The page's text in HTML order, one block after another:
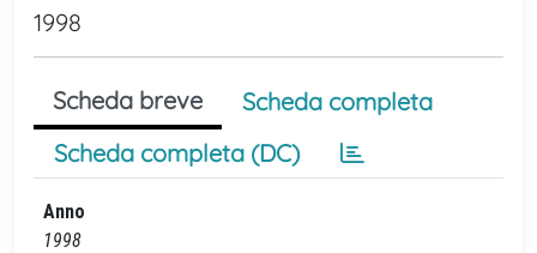
1998
Scheda breve
Scheda completa
Scheda completa (DC)
Anno
1998